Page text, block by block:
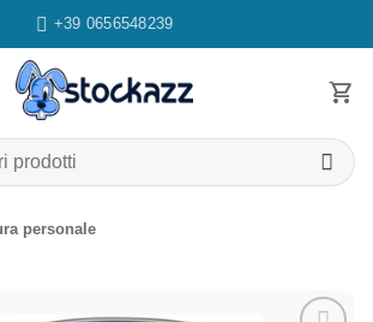
+39 0656548239
personale